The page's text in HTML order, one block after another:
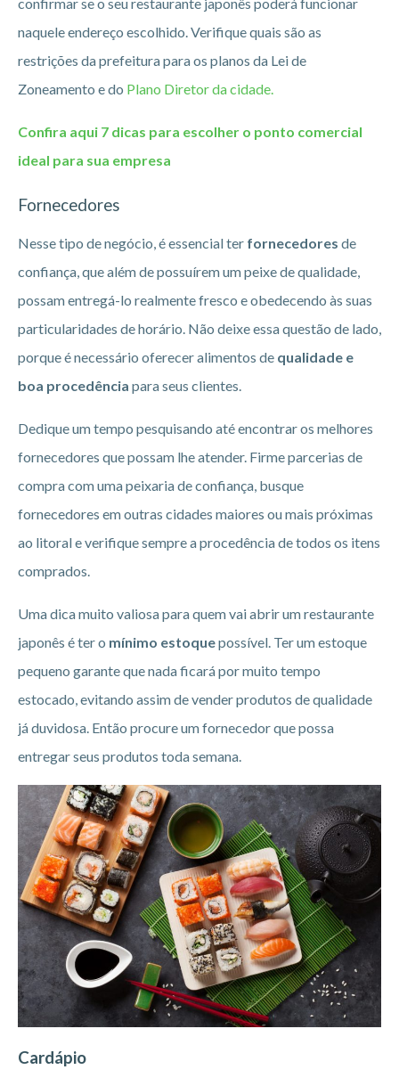
naquele endereço escolhido. Verifique quais são as
restrições da prefeitura para os planos da Lei de
Zoneamento e do Plano Diretor da cidade.
Confira aqui 7 dicas para escolher o ponto comercial
ideal para sua empresa
Fornecedores
Nesse tipo de negócio, é essencial ter fornecedores de
confiança, que além de possuírem um peixe de qualidade,
possam entregá-lo realmente fresco e obedecendo às suas
particularidades de horário. Não deixe essa questão de lado,
porque é necessário oferecer alimentos de qualidade e
boa procedência para seus clientes.
Dedique um tempo pesquisando até encontrar os melhores
fornecedores que possam lhe atender. Firme parcerias de
compra com uma peixaria de confiança, busque
fornecedores em outras cidades maiores ou mais próximas
ao litoral e verifique sempre a procedência de todos os itens
comprados.
Uma dica muito valiosa para quem vai abrir um restaurante
japonês é ter o mínimo estoquepossível. Ter um estoque
pequeno garante que nada ficará por muito tempo
estocado, evitando assim de vender produtos de qualidade
já duvidosa. Então procure um fornecedor que possa
entregar seus produtos toda semana.
Cardápio